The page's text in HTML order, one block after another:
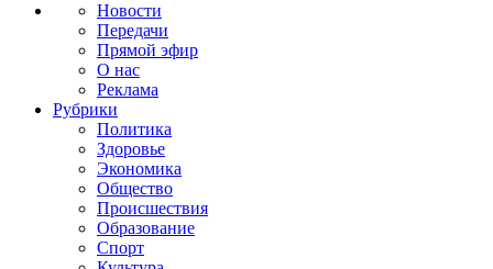
Новости
Передачи
Прямой эфир
О нас
Реклама
Рубрики
Политика
Здоровье
Экономика
Общество
Происшествия
Образование
Спорт